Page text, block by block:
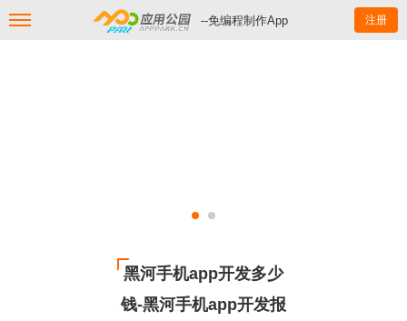
--免编程制作App 注册
黑河手机app开发多少
钱-黑河手机app开发报